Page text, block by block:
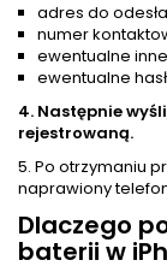
adres do
numer
ewentualne
ewentualne
4. Następnie
rejestrowaną.
5. Po otrzymaniu
naprawiony
Dlaczego
baterii w